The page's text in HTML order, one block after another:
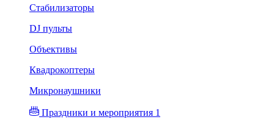
Стабилизаторы
DJ пульты
Объективы
Квадрокоптеры
Микронаушники
Праздники и мероприятия 1